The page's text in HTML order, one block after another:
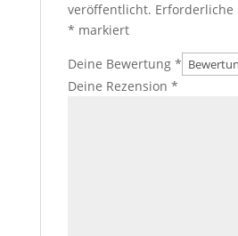
veröffentlicht. Erforderliche
* markiert
Deine Bewertung *
Deine Rezension *